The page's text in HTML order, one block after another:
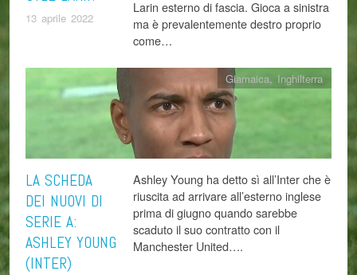
13 aprile 2022
Larin esterno di fascia. Gioca a sinistra
ma è prevalentemente destro proprio
come…
LA SCHEDA
DEI NUOVI DI
SERIE A:
ASHLEY YOUNG
(INTER)
Giamaica, Inghilterra
Ashley Young ha detto sì all’Inter che è
riuscita ad arrivare all’esterno inglese
prima di giugno quando sarebbe
scaduto il suo contratto con il
Manchester United….